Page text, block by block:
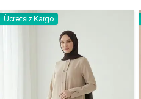
Ücretsiz Kargo